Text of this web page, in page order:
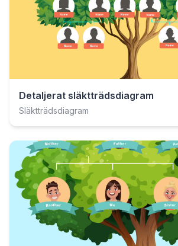
Detaljerat släktträdsdiagram
Släktträdsdiagram